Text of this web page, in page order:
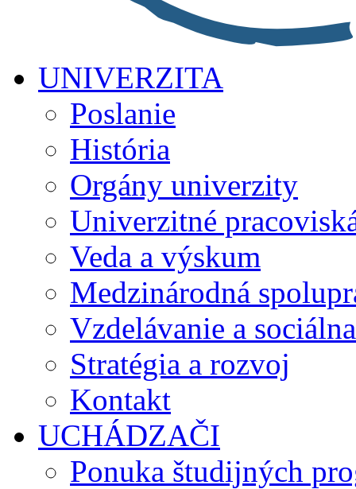
UNIVERZITA
Poslanie
História
Orgány univerzity
Univerzitné
Veda a výskum
Medzinárodná
Vzdelávanie a
Stratégia a rozvoj
Kontakt
UCHÁDZAČI
Ponuka študijných